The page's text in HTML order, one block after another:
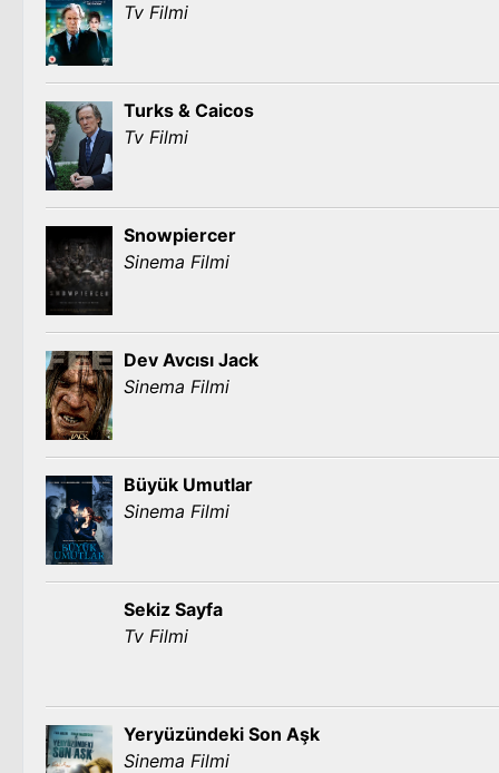
Tv Filmi
Turks & Caicos
Tv Filmi
Snowpiercer
Sinema Filmi
Dev Avcısı Jack
Sinema Filmi
Büyük Umutlar
Sinema Filmi
Sekiz Sayfa
Tv Filmi
Yeryüzündeki Son Aşk
Sinema Filmi